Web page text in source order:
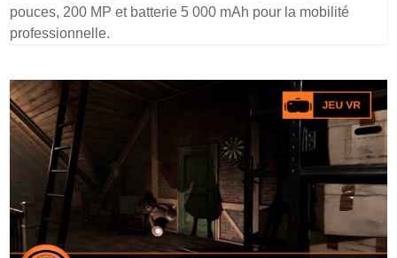
pouces, 200 MP et batterie 5 000 mAh pour la mobilité
professionnelle.